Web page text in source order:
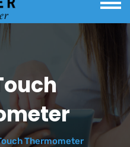
Thermometer